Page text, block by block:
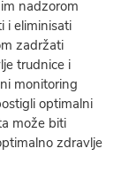
nadzorom
i eliminisati
zadržati
trudnice i
monitoring
optimalni
može biti
zdravlje